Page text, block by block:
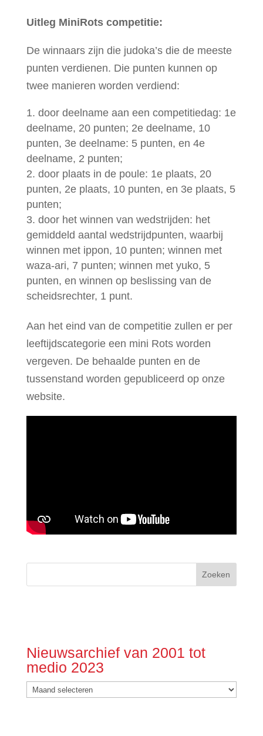
Uitleg MiniRots competitie:
De winnaars zijn die judoka’s die de meeste
punten verdienen. Die punten kunnen op
twee manieren worden verdiend:
door deelname aan een competitiedag: 1e
deelname, 20 punten; 2e deelname, 10
punten, 3e deelname: 5 punten, en 4e
deelname, 2 punten;
door plaats in de poule: 1e plaats, 20
punten, 2e plaats, 10 punten, en 3e plaats, 5
punten;
door het winnen van wedstrijden: het
gemiddeld aantal wedstrijdpunten, waarbij
winnen met ippon, 10 punten; winnen met
waza-ari, 7 punten; winnen met yuko, 5
punten, en winnen op beslissing van de
scheidsrechter, 1 punt.
Aan het eind van de competitie zullen er per
leeftijdscategorie een mini Rots worden
vergeven. De behaalde punten en de
tussenstand worden gepubliceerd op onze
website.
Nieuwsarchief van 2001 tot
medio 2023
Nieuwsarchief
van